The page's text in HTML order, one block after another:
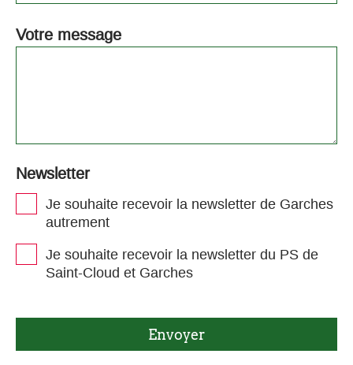
Votre message
Newsletter
Je souhaite recevoir la newsletter de Garches
autrement
Je souhaite recevoir la newsletter du PS de
Saint-Cloud et Garches
Envoyer